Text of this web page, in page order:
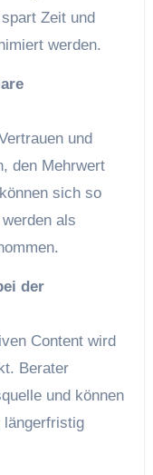
Zeit und
werden.
und
den Mehrwert
sich so
als
der
Content wird
Berater
und können
längerfristig